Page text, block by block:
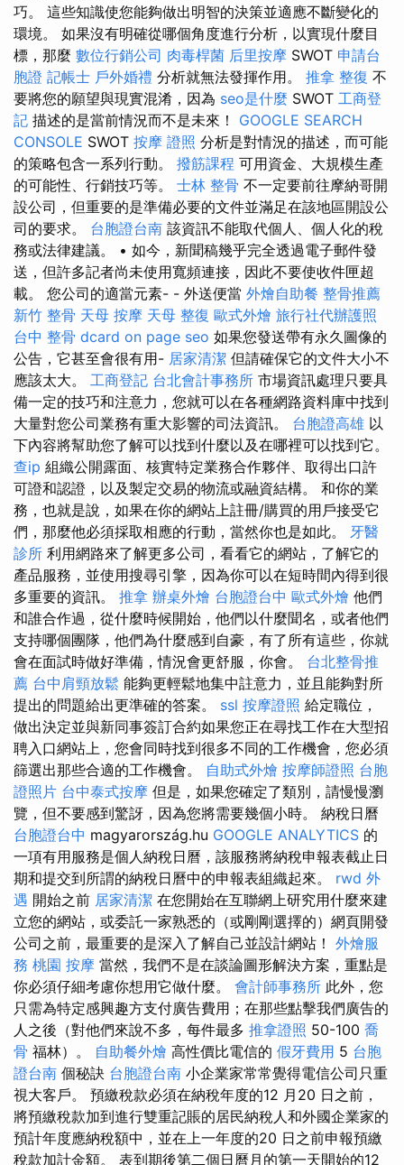
巧。 這些知識使您能夠做出明智的決策並適應不斷變化的
環境。 如果沒有明確從哪個角度進行分析，以實現什麼目
標，那麼 數位行銷公司 肉毒桿菌 后里按摩 SWOT 申請台
胞證 記帳士 戶外婚禮 分析就無法發揮作用。 推拿 整復 不
要將您的願望與現實混淆，因為 seo是什麼 SWOT 工商登
記 描述的是當前情況而不是未來！ GOOGLE SEARCH
CONSOLE SWOT 按摩 證照 分析是對情況的描述，而可能
的策略包含一系列行動。 撥筋課程 可用資金、大規模生產
的可能性、行銷技巧等。 士林 整骨 不一定要前往摩納哥開
設公司，但重要的是準備必要的文件並滿足在該地區開設公
司的要求。 台胞證台南 該資訊不能取代個人、個人化的稅
務或法律建議。 • 如今，新聞稿幾乎完全透過電子郵件發
送，但許多記者尚未使用寬頻連接，因此不要使收件匣超
載。 您公司的適當元素- - 外送便當 外燴自助餐 整骨推薦
新竹 整骨 天母 按摩 天母 整復 歐式外燴 旅行社代辦護照
台中 整骨 dcard on page seo 如果您發送帶有永久圖像的
公告，它甚至會很有用- 居家清潔 但請確保它的文件大小不
應該太大。 工商登記 台北會計事務所 市場資訊處理只要具
備一定的技巧和注意力，您就可以在各種網路資料庫中找到
大量對您公司業務有重大影響的司法資訊。 台胞證高雄 以
下內容將幫助您了解可以找到什麼以及在哪裡可以找到它。
查ip 組織公開露面、核實特定業務合作夥伴、取得出口許
可證和認證，以及製定交易的物流或融資結構。 和你的業
務，也就是說，如果在你的網站上註冊/購買的用戶接受它
們，那麼他必須採取相應的行動，當然你也是如此。 牙醫
診所 利用網路來了解更多公司，看看它的網站，了解它的
產品服務，並使用搜尋引擎，因為你可以在短時間內得到很
多重要的資訊。 推拿 辦桌外燴 台胞證台中 歐式外燴 他們
和誰合作過，從什麼時候開始，他們以什麼聞名，或者他們
支持哪個團隊，他們為什麼感到自豪，有了所有這些，你就
會在面試時做好準備，情況會更舒服，你會。 台北整骨推
薦 台中肩頸放鬆 能夠更輕鬆地集中註意力，並且能夠對所
提出的問題給出更準確的答案。 ssl 按摩證照 給定職位，
做出決定並與新同事簽訂合約如果您正在尋找工作在大型招
聘入口網站上，您會同時找到很多不同的工作機會，您必須
篩選出那些合適的工作機會。 自助式外燴 按摩師證照 台胞
證照片 台中泰式按摩 但是，如果您確定了類別，請慢慢瀏
覽，但不要感到驚訝，因為您將需要幾個小時。 納稅日曆
台胞證台中 magyarország.hu GOOGLE ANALYTICS 的
一項有用服務是個人納稅日曆，該服務將納稅申報表截止日
期和提交到所謂的納稅日曆中的申報表組織起來。 rwd 外
遇 開始之前 居家清潔 在您開始在互聯網上研究用什麼來建
立您的網站，或委託一家熟悉的（或剛剛選擇的）網頁開發
公司之前，最重要的是深入了解自己並設計網站！ 外燴服
務 桃園 按摩 當然，我們不是在談論圖形解決方案，重點是
你必須仔細考慮你想用它做什麼。 會計師事務所 此外，您
只需為特定感興趣方支付廣告費用；在那些點擊我們廣告的
人之後（對他們來說不多，每件最多 推拿證照 50-100 喬
骨 福林）。 自助餐外燴 高性價比電信的 假牙費用 5 台胞
證台南 個秘訣 台胞證台南 小企業家常常覺得電信公司只重
視大客戶。 預繳稅款必須在納稅年度的12 月20 日之前，
將預繳稅款加到進行雙重記賬的居民納稅人和外國企業家的
預計年度應納稅額中，並在上一年度的20 日之前申報預繳
稅款加計金額。 表到期後第二個日曆月的第一天開始的12